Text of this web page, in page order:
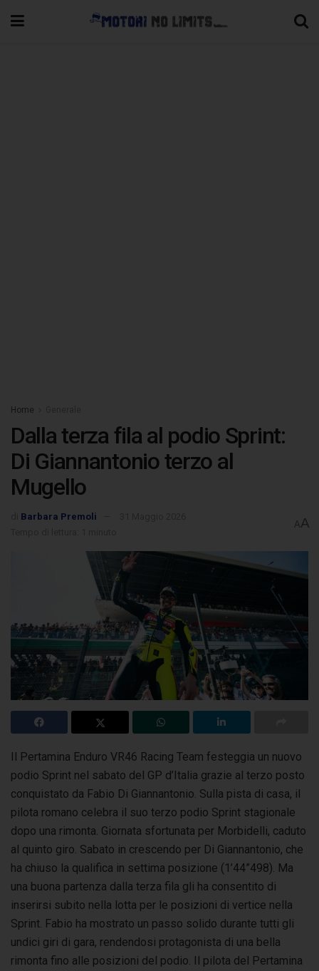
Home
Dalla terza fila al podio Sprint:
Di Giannantonio terzo al
Mugello
Barbara Premoli
AA
Il Pertamina Enduro VR46 Racing Team festeggia un nuovo
podio Sprint nel sabato del GP d’Italia grazie al terzo posto
conquistato da Fabio Di Giannantonio. Sulla pista di casa, il
pilota romano celebra il suo terzo podio Sprint stagionale
dopo una rimonta. Giornata sfortunata per Morbidelli, caduto
al quinto giro. Sabato in crescendo per Di Giannantonio, che
ha chiuso la qualifica in settima posizione (1’44”498). Ma
una buona partenza dalla terza fila gli ha consentito di
inserirsi subito nella lotta per le posizioni di vertice nella
Sprint. Fabio ha mostrato un passo solido durante tutti gli
undici giri di gara, rendendosi protagonista di una bella
rimonta fino alle posizioni del podio. Il pilota del Pertamina